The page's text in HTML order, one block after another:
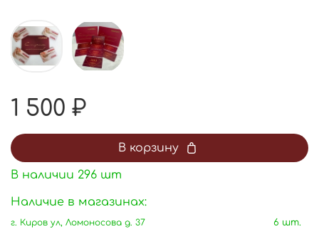
1 500 ₽
В корзину
В наличии 296 шт
Наличие в магазинах:
г. Киров ул, Ломоносова д. 37
6 шт.